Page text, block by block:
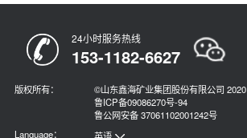
24小时服务热线
153-1182-6627
版权所有：
©山东鑫海矿业集团股份有限公司 2020
鲁ICP备09086270号-94
鲁公网安备 37061102001242号
Language：